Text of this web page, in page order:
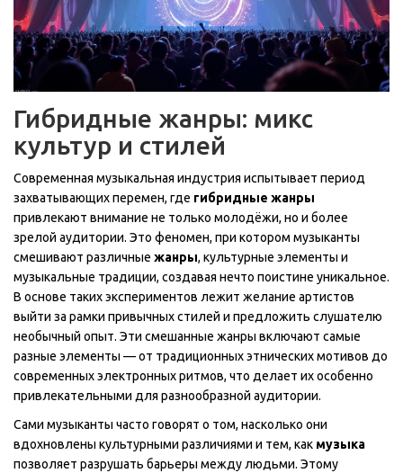
Гибридные жанры: микс
культур и стилей
Современная музыкальная индустрия испытывает период
захватывающих перемен, где гибридные жанры
привлекают внимание не только молодёжи, но и более
зрелой аудитории. Это феномен, при котором музыканты
смешивают различные жанры, культурные элементы и
музыкальные традиции, создавая нечто поистине уникальное.
В основе таких экспериментов лежит желание артистов
выйти за рамки привычных стилей и предложить слушателю
необычный опыт. Эти смешанные жанры включают самые
разные элементы — от традиционных этнических мотивов до
современных электронных ритмов, что делает их особенно
привлекательными для разнообразной аудитории.
Сами музыканты часто говорят о том, насколько они
вдохновлены культурными различиями и тем, как музыка
позволяет разрушать барьеры между людьми. Этому